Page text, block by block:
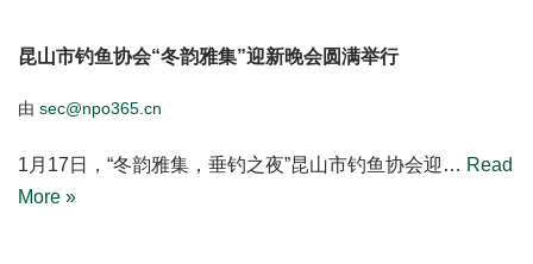
昆山市钓鱼协会“冬韵雅集”迎新晚会圆满举行
由 sec@npo365.cn
1月17日，“冬韵雅集，垂钓之夜”昆山市钓鱼协会迎… Read
More »